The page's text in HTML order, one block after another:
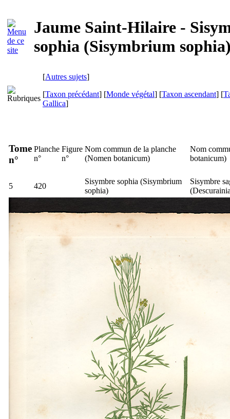
Jaume Saint-Hilaire -
sophia (Sisymbrium
[Autres sujets]
[Taxon précédant] [Monde végétal] [Taxon ascendant] [
Gallica]
Tome
n°
Planche
n°
Figure
n°
Nom commun de la planche
(Nomen botanicum)
Nom
botanicum)
5 420
Sisymbre sophia (Sisymbrium
sophia)
Sisymbre
(